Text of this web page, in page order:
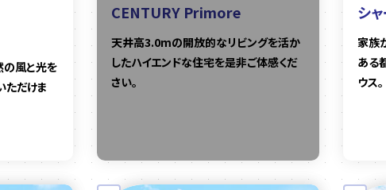
の風と光を
ただけま
CENTURY Primore
天井高3.0mの開放的なリビングを活か
したハイエンドな住宅を是非ご体感くだ
さい。
シ
家族
ある
ウス。